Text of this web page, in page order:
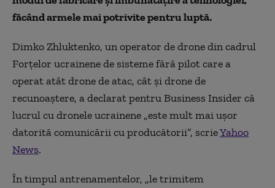
făcând armele mai potrivite pentru luptă.
Dimko Zhluktenko, un operator de drone din cadrul
Forțelor ucrainene de sisteme fără pilot care a
operat atât drone de atac, cât și drone de
recunoaștere, a declarat pentru Business Insider că
lucrul cu dronele ucrainene „este mult mai ușor
datorită comunicării cu producătorii”, scrieYahoo
News.
În timpul antrenamentelor, „le trimitem